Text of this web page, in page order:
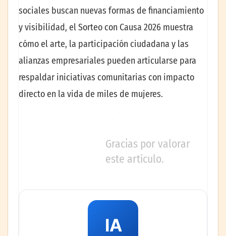
sociales buscan nuevas formas de financiamiento
y visibilidad, el Sorteo con Causa 2026 muestra
cómo el arte, la participación ciudadana y las
alianzas empresariales pueden articularse para
respaldar iniciativas comunitarias con impacto
directo en la vida de miles de mujeres.
Gracias por valorar
este artículo.
IA